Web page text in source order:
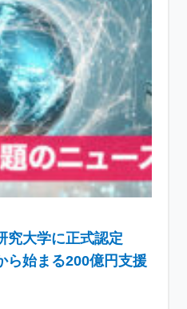
究大学に正式認定
始まる200億円支援